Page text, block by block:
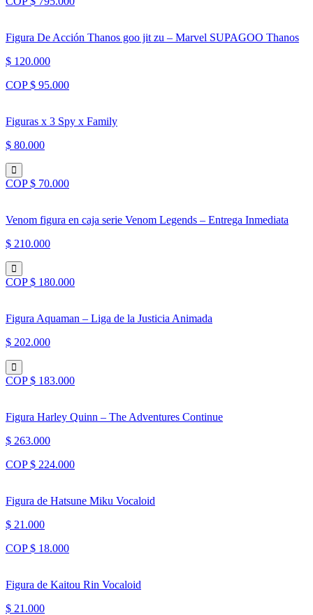
Figura De Acción Thanos goo jit zu – Marvel SUPAGOO Thanos
$ 120.000
COP $ 95.000
Figuras x 3 Spy x Family
$ 80.000
COP $ 70.000
Venom figura en caja serie Venom Legends – Entrega Inmediata
$ 210.000
COP $ 180.000
Figura Aquaman – Liga de la Justicia Animada
$ 202.000
COP $ 183.000
Figura Harley Quinn – The Adventures Continue
$ 263.000
COP $ 224.000
Figura de Hatsune Miku Vocaloid
$ 21.000
COP $ 18.000
Figura de Kaitou Rin Vocaloid
$ 21.000